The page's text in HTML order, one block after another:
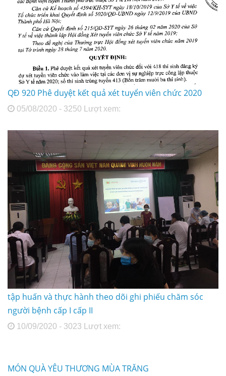
QĐ 920 Phê duyệt kết quả xét tuyển viên chức 2020
05/08/2020 - 3250 Lượt xem:
tập huấn và thực hành theo dõi ghi phiếu chăm sóc
người bệnh cấp I cấp II
10/09/2020 - 3023 Lượt xem:
MÓN QUÀ YÊU THƯƠNG MÙA TRĂNG